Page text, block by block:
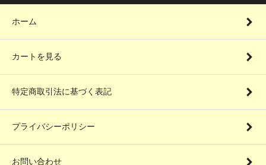
ホーム
カートを見る
特定商取引法に基づく表記
プライバシーポリシー
お問い合わせ